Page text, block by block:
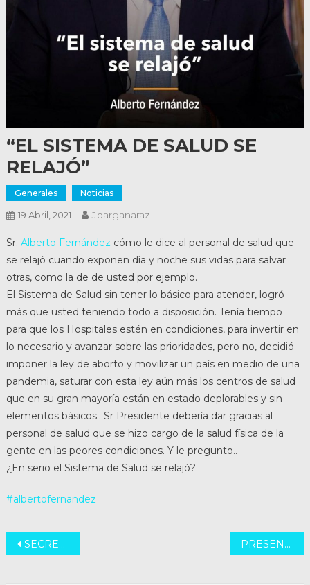
“EL SISTEMA DE SALUD SE
RELAJÓ”
Generales Noticias
19 Abril, 2021 Jdarganaraz
Sr. Alberto Fernández cómo le dice al personal de salud que
se relajó cuando exponen día y noche sus vidas para salvar
otras, como la de de usted por ejemplo.
El Sistema de Salud sin tener lo básico para atender, logró
más que usted teniendo todo a disposición. Tenía tiempo
para que los Hospitales estén en condiciones, para invertir en
lo necesario y avanzar sobre las prioridades, pero no, decidió
imponer la ley de aborto y movilizar un país en medio de una
pandemia, saturar con esta ley aún más los centros de salud
que en su gran mayoría están en estado deplorables y sin
elementos básicos.. Sr Presidente debería dar gracias al
personal de salud que se hizo cargo de la salud física de la
gente en las peores condiciones. Y le pregunto..
¿En serio el Sistema de Salud se relajó?
#albertofernandez
Navegación
SECRETARÍA DE IGUALDAD Y GÉNERO PRESENCIA POLICIAL